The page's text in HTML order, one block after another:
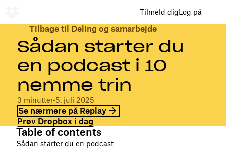
Tilmeld digLog på
Tilbage til Deling og samarbejde
Sådan starter du
en podcast i 10
nemme trin
3 minutter•5. juli 2025
Se nærmere på Replay
Prøv Dropbox i dag
Table of contents
Sådan starter du en podcast